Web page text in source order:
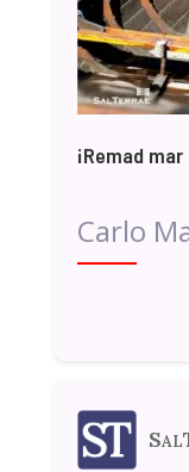
¡Remad
Carlo